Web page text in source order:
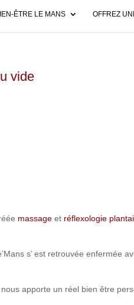
ÊTRE LE MANS OFFREZ
vide
massage et réflexologie
s’ est retrouvée enfermée
apporte un réel bien être